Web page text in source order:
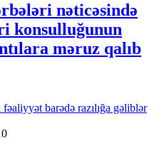
nəticəsində
konsulluğunun
məruz qalıb